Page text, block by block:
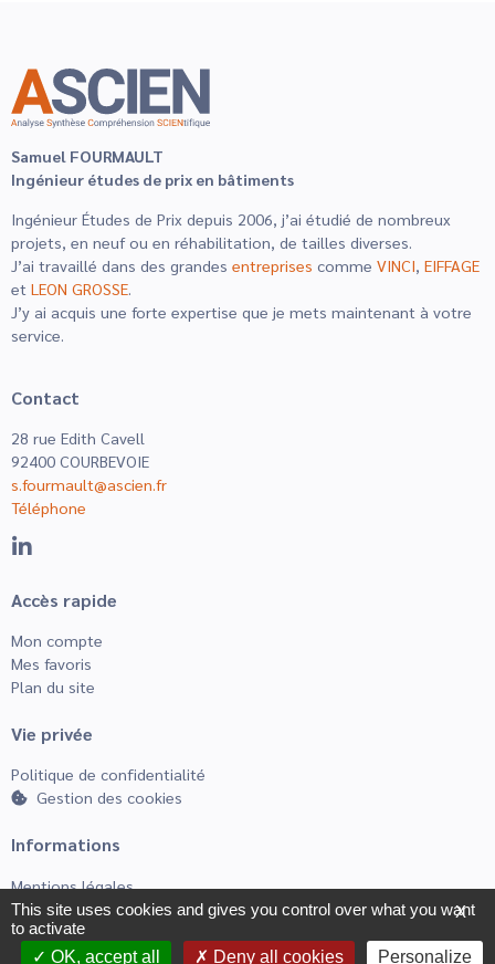
Samuel FOURMAULT
Ingénieur études de prix en bâtiments
Ingénieur Études de Prix depuis 2006, j’ai étudié de nombreux
projets, en neuf ou en réhabilitation, de tailles diverses.
J’ai travaillé dans des grandes entreprises comme VINCI EIFFAGE
et LEON GROSSE
J’y ai acquis une forte expertise que je mets maintenant à votre
service.
Contact
28 rue Edith Cavell
92400 COURBEVOIE
s.fourmault@ascien.fr
Téléphone
Accès rapide
Mon compte
Mes favoris
Plan du site
Vie privée
Politique de confidentialité
Gestion des cookies
Informations
Mentions légales
CGUV
X
This site uses cookies and gives you control over what you want
to activate
OK, accept all
Deny all cookies Personalize